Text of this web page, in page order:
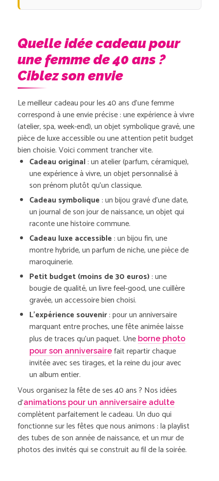
Quelle idée cadeau pour
une femme de 40 ans ?
Ciblez son envie
Le meilleur cadeau pour les 40 ans d’une femme
correspond à une envie précise : une expérience à vivre
(atelier, spa, week-end), un objet symbolique gravé, une
pièce de luxe accessible ou une attention petit budget
bien choisie. Voici comment trancher vite.
Cadeau original: un atelier (parfum, céramique),
une expérience à vivre, un objet personnalisé à
son prénom plutôt qu’un classique.
Cadeau symbolique : un bijou gravé d’une date,
un journal de son jour de naissance, un objet qui
raconte une histoire commune.
Cadeau luxe accessible : un bijou fin, une
montre hybride, un parfum de niche, une pièce de
maroquinerie.
Petit budget (moins de 30 euros) : une
bougie de qualité, un livre feel-good, une cuillère
gravée, un accessoire bien choisi.
L’expérience souvenir: pour un anniversaire
marquant entre proches, une fête animée laisse
plus de traces qu’un paquet. Une borne photo
pour son anniversaire fait repartir chaque
invitée avec ses tirages, et la reine du jour avec
un album entier.
Vous organisez la fête de ses 40 ans ? Nos idées
d’animations pour un anniversaire adulte
complètent parfaitement le cadeau. Un duo qui
fonctionne sur les fêtes que nous animons : la playlist
des tubes de son année de naissance, et un mur de
photos des invités qui se construit au fil de la soirée.